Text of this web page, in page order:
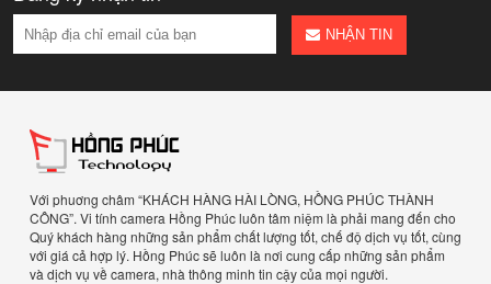
NHẬN TIN
Với phuơng châm “KHÁCH HÀNG HÀI LÒNG, HỒNG PHÚC THÀNH
CÔNG”. Vi tính camera Hồng Phúc luôn tâm niệm là phải mang đến cho
Quý khách hàng những sản phẩm chất lượng tốt, chế độ dịch vụ tốt, cùng
với giá cả hợp lý. Hồng Phúc sẽ luôn là nơi cung cấp những sản phẩm
và dịch vụ về camera, nhà thông minh tin cậy của mọi người.